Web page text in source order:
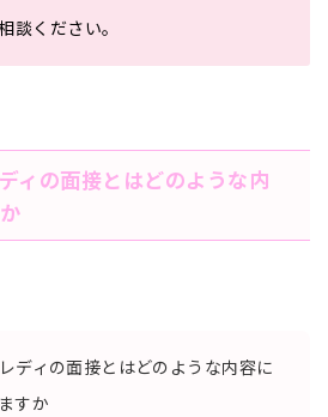
談ください。
ィの面接とはどのような内
ディの面接とはどのような内容に
すか